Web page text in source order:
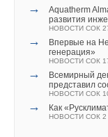
→
Aquatherm
развития
НОВОСТИ СОК
→
Впервые на
генерация»
НОВОСТИ СОК
→
Всемирный
представил
НОВОСТИ СОК
→ Как
НОВОСТИ СОК 2
Ваш E-mail *
Текст комментария